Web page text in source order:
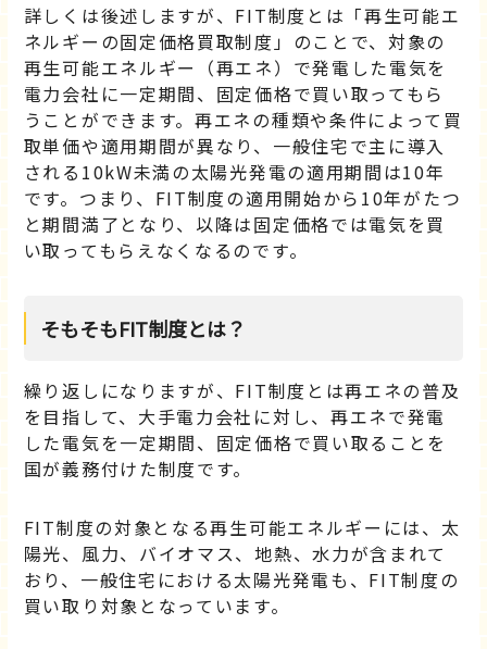
詳しくは後述しますが、FIT制度とは「再生可能エ
ネルギーの固定価格買取制度」のことで、対象の
再生可能エネルギー（再エネ）で発電した電気を
電力会社に一定期間、固定価格で買い取ってもら
うことができます。再エネの種類や条件によって買
取単価や適用期間が異なり、一般住宅で主に導入
される10kW未満の太陽光発電の適用期間は10年
です。つまり、FIT制度の適用開始から10年がたつ
と期間満了となり、以降は固定価格では電気を買
い取ってもらえなくなるのです。
そもそもFIT制度とは？
繰り返しになりますが、FIT制度とは再エネの普及
を目指して、大手電力会社に対し、再エネで発電
した電気を一定期間、固定価格で買い取ることを
国が義務付けた制度です。
FIT制度の対象となる再生可能エネルギーには、太
陽光、風力、バイオマス、地熱、水力が含まれて
おり、一般住宅における太陽光発電も、FIT制度の
買い取り対象となっています。